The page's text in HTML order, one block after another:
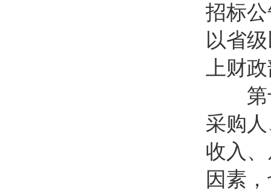
招标
以省
上财
第
采购
收入
因素